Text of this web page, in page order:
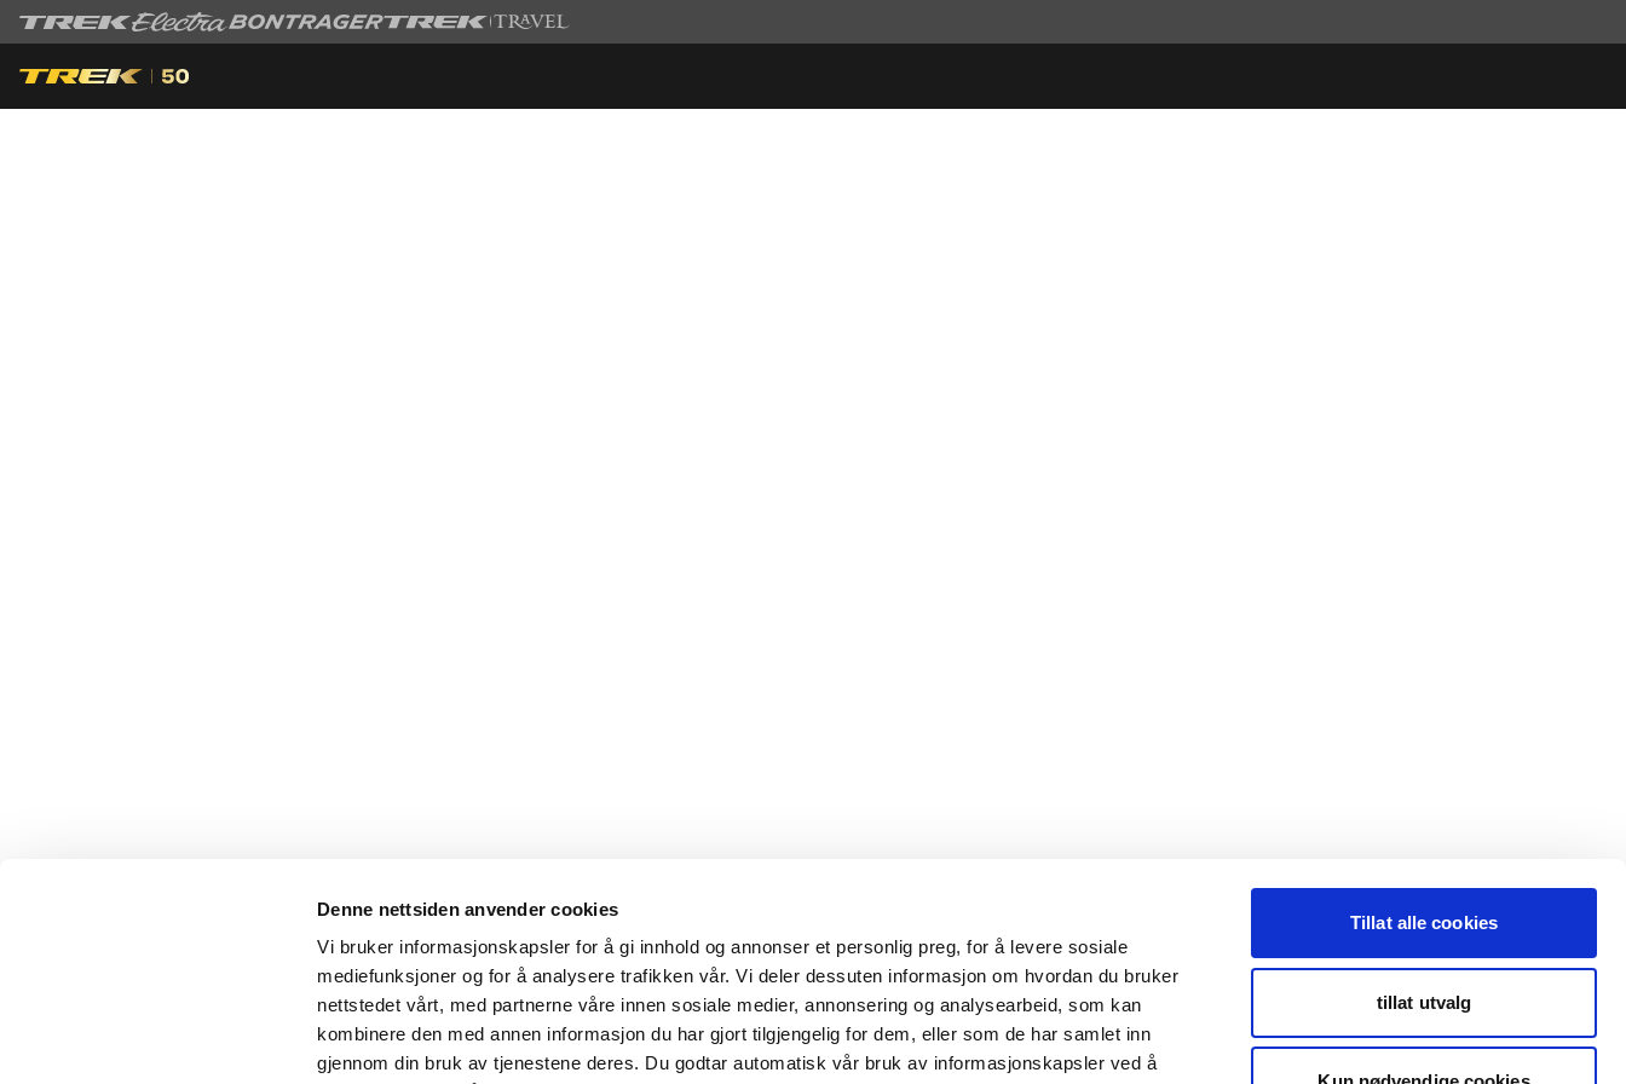
Denne nettsiden anvender cookies
Vi bruker informasjonskapsler for å gi innhold og annonser et personlig preg, for å levere sosiale
mediefunksjoner og for å analysere trafikken vår. Vi deler dessuten informasjon om hvordan du bruker
nettstedet vårt, med partnerne våre innen sosiale medier, annonsering og analysearbeid, som kan
kombinere den med annen informasjon du har gjort tilgjengelig for dem, eller som de har samlet inn
gjennom din bruk av tjenestene deres. Du godtar automatisk vår bruk av informasjonskapsler ved å
Tillat alle cookies
tillat utvalg